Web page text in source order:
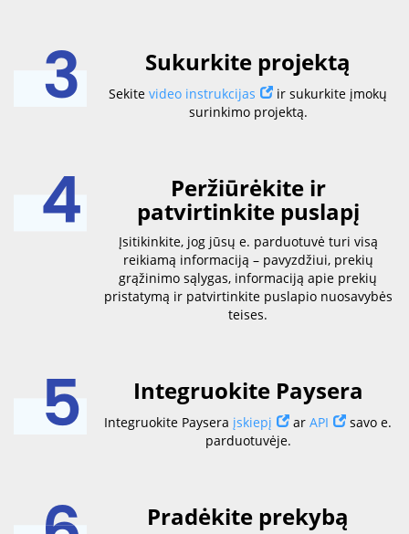
Sukurkite projektą
Sekite video instrukcijas
ir sukurkite įmokų
surinkimo projektą.
Peržiūrėkite ir
patvirtinkite puslapį
Įsitikinkite, jog jūsų e. parduotuvė turi visą
reikiamą informaciją – pavyzdžiui, prekių
grąžinimo sąlygas, informaciją apie prekių
pristatymą ir patvirtinkite puslapio nuosavybės
teises.
Integruokite Paysera
Integruokite Paysera įskiepį ar API
savo e.
parduotuvėje.
Pradėkite prekybą